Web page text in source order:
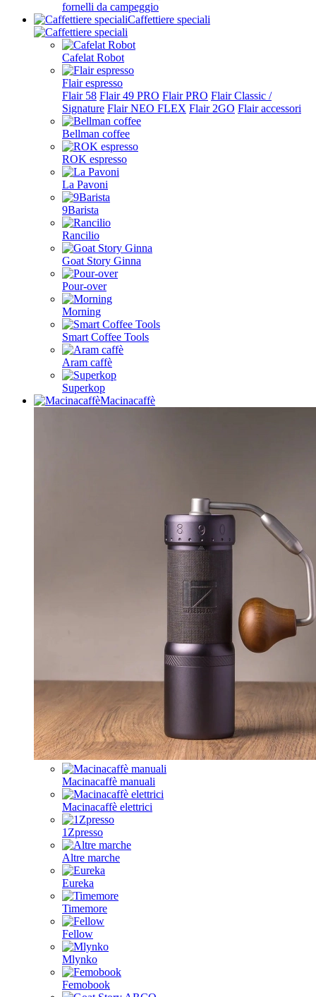
fornelli da campeggio
Caffettiere speciali
Cafelat Robot
Flair espresso
Flair 58 Flair 49 PRO Flair PRO Flair Classic /
Signature Flair NEO FLEX Flair 2GO Flair accessori
Bellman coffee
ROK espresso
La Pavoni
9Barista
Rancilio
Goat Story Ginna
Pour-over
Morning
Smart Coffee Tools
Aram caffè
Superkop
Macinacaffè
Macinacaffè manuali
Macinacaffè elettrici
1Zpresso
Altre marche
Eureka
Timemore
Fellow
Mlynko
Femobook